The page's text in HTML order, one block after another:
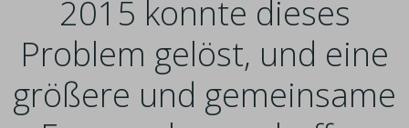
2015 konnte dieses
Problem gelöst, und eine
größere und gemeinsame